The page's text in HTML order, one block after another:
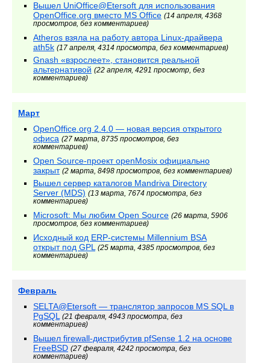
Вышел UniOffice@Etersoft для использования
OpenOffice.org вместо MS Office (14 апреля, 4368
просмотров, без комментариев)
Atheros взяла на работу автора Linux-драйвера
ath5k (17 апреля, 4314 просмотра, без комментариев)
Gnash «взрослеет», становится реальной
альтернативой (22 апреля, 4291 просмотр, без
комментариев)
Март
OpenOffice.org 2.4.0 — новая версия открытого
офиса (27 марта, 8735 просмотров, без
комментариев)
Open Source-проект openMosix официально
закрыт (2 марта, 8498 просмотров, без комментариев)
Вышел сервер каталогов Mandriva Directory
Server (MDS) (13 марта, 7674 просмотра, без
комментариев)
Microsoft: Мы любим Open Source (26 марта, 5906
просмотров, без комментариев)
Исходный код ERP-системы Millennium BSA
открыт под GPL
(25 марта, 4385 просмотров, без
комментариев)
Февраль
SELTA@Etersoft — транслятор запросов MS SQL в
PgSQL
(21 февраля, 4943 просмотра, без
комментариев)
Вышел firewall-дистрибутив pfSense 1.2 на основе
FreeBSD (27 февраля, 4242 просмотра, без
комментариев)